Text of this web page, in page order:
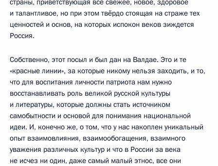
и талантливое, но при этом твёрдо стоящая на страже тех
ценностей и основ, на которых испокон веков зиждется
Россия.
Собственно, этот посыл и был дан на Валдае. Это и те
«красные линии», за которые никому нельзя заходить, и то,
что для воспитания личности патриота нам нужно
восстанавливать роль великой русской культуры
и литературы, которые должны стать источником
самобытности и основой для понимания национальной
идеи. И, конечно же, о том, что у нас накоплен уникальный
опыт взаимовлияния, взаимообогащения, взаимного
уважения различных культур и что в России за века
не исчез ни один, даже самый малый этнос, все они